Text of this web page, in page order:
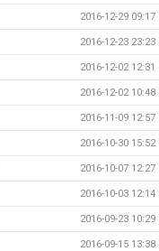
2016-12-29 09:17
2016-12-23 23:23
2016-12-02 12:31
2016-12-02 10:48
2016-11-09 12:57
2016-10-30 15:52
2016-10-07 12:27
2016-10-03 12:14
2016-09-23 10:29
2016-09-15 13:38